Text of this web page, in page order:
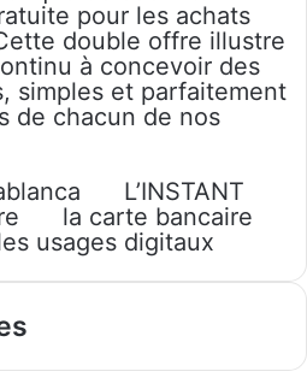
pour les achats
double offre illustre
à concevoir des
simples et parfaitement
de chacun de nos
L’INSTANT
la carte bancaire
usages digitaux